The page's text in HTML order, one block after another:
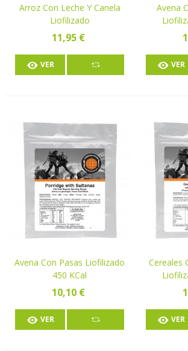
Arroz Con Leche Y Canela
Liofilizado
11,95 €
VER
Avena
VER
Avena Con Pasas Liofilizado
450 KCal
10,10 €
VER
Cereales
VER